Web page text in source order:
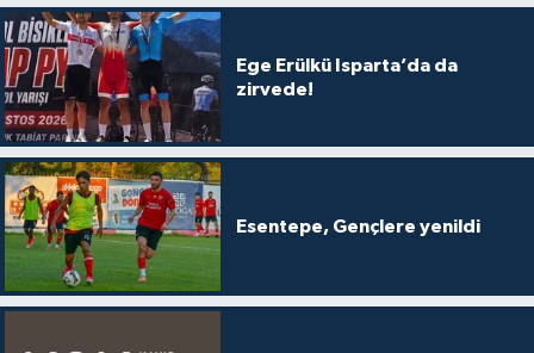
Ege Erülkü Isparta’da da
zirvede!
Esentepe, Gençlere yenildi